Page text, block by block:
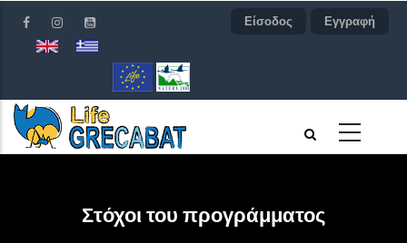
προς
περιεχόμενο
Είσοδος Εγγραφή
Στόχοι του προγράμματος